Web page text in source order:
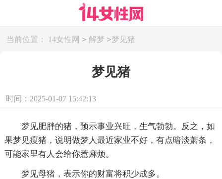
当前位置： 14女性网 > 解梦 >梦见猪
梦见猪
时间：2025-01-07 15:42:13
梦见肥胖的猪，预示事业兴旺，生气勃勃。反之，如
果梦见瘦猪，说明做梦人最近家业不好，有点暗淡萧条，
可能家里有人会给你惹麻烦。
梦见母猪，表示你的财富将积少成多。